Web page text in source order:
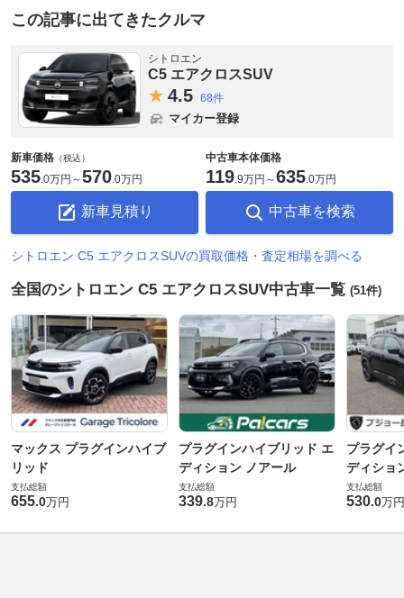
この記事に出てきたクルマ
シトロエン
C5 エアクロスSUV
4.5 68件
マイカー登録
新車価格 （税込）
535.0万円 ～570.0万円
新車見積り
中古車本体価格
119.9万円 ～635.0万円
中古車を検索
シトロエン C5 エアクロスSUVの買取価格・査定相場を調べる
全国のシトロエン C5 エアクロスSUV中古車一覧 (51件)
マックス プラグインハイブ
リッド
支払総額
655.0万円
プラグインハイブリッド エ
ディション ノアール
支払総額
339.8万円
プラグイ
ディショ
支払総額
530.0万円